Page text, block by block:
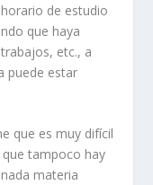
de estudio
que haya
etc., a
puede estar
que es muy difícil
tampoco hay
materia